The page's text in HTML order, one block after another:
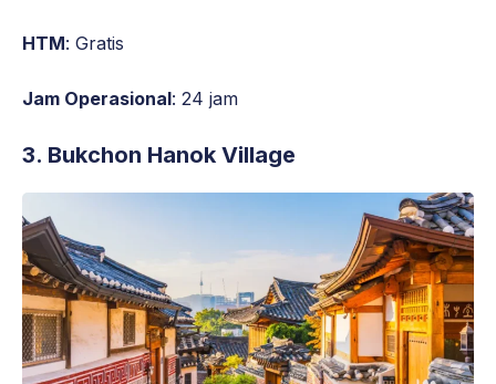
HTM: Gratis
Jam Operasional: 24 jam
3. Bukchon Hanok Village